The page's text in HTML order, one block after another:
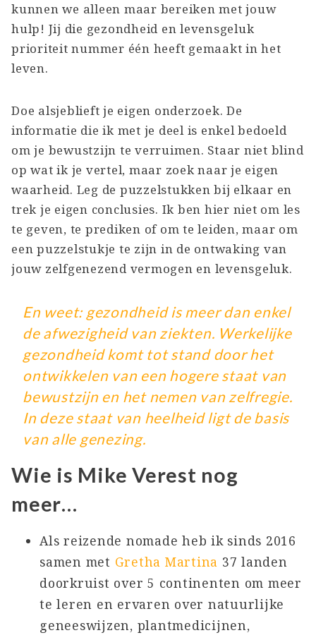
kunnen we alleen maar bereiken met jouw
hulp! Jij die gezondheid en levensgeluk
prioriteit nummer één heeft gemaakt in het
leven.
Doe alsjeblieft je eigen onderzoek. De
informatie die ik met je deel is enkel bedoeld
om je bewustzijn te verruimen. Staar niet blind
op wat ik je vertel, maar zoek naar je eigen
waarheid. Leg de puzzelstukken bij elkaar en
trek je eigen conclusies. Ik ben hier niet om les
te geven, te prediken of om te leiden, maar om
een puzzelstukje te zijn in de ontwaking van
jouw zelfgenezend vermogen en levensgeluk.
En weet: gezondheid is meer dan enkel
de afwezigheid van ziekten. Werkelijke
gezondheid komt tot stand door het
ontwikkelen van een hogere staat van
bewustzijn en het nemen van zelfregie.
In deze staat van heelheid ligt de basis
van alle genezing.
Wie is Mike Verest nog
meer…
Als reizende nomade heb ik sinds 2016
samen met Gretha Martina 37 landen
doorkruist over 5 continenten om meer
te leren en ervaren over natuurlijke
geneeswijzen, plantmedicijnen,